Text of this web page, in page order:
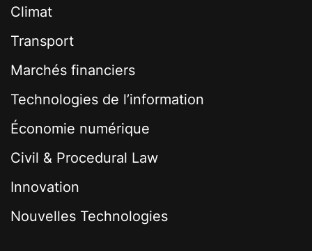
Climat
Transport
Marchés financiers
Technologies de l’information
Économie numérique
Civil & Procedural Law
Innovation
Nouvelles Technologies